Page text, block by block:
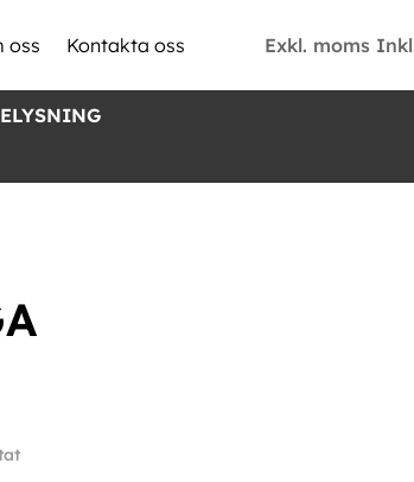
oss Kontakta oss Exkl. moms
Sortera